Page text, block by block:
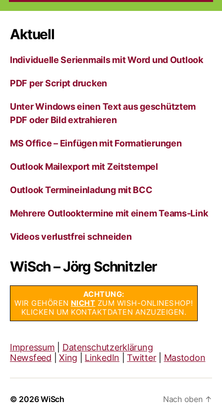
Aktuell
Individuelle Serienmails mit Word und Outlook
PDF per Script drucken
Unter Windows einen Text aus geschütztem
PDF oder Bild extrahieren
MS Office – Einfügen mit Formatierungen
Outlook Mailexport mit Zeitstempel
Outlook Termineinladung mit BCC
Mehrere Outlooktermine mit einem Teams-Link
Videos verlustfrei schneiden
WiSch – Jörg Schnitzler
ACHTUNG:
WIR GEHÖREN NICHT ZUM WISH-ONLINESHOP!
KLICKEN UM KONTAKTDATEN ANZUZEIGEN.
Impressum
Datenschutzerklärung
Newsfeed |Xing LinkedIn |Twitter Mastodon
© 2026WiSch
Nach oben ↑